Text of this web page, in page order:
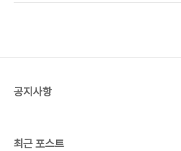
다. 북한산 등산 오랜만에 정말 힘들었다. 눈에 세 번
공지사항
최근 포스트